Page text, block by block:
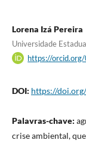
Lorena Izá Pereira
Universidade
https://
DOI: https://
Palavras-chave:
crise ambiental,